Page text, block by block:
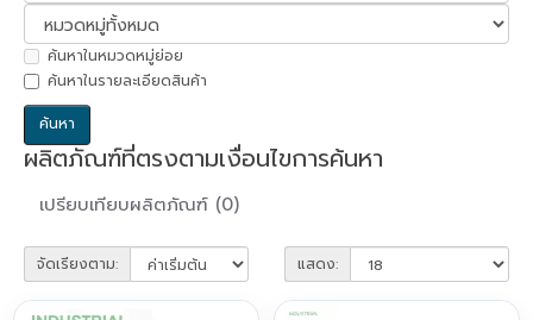
ค้นหาในหมวดหมู่ย่อย
ค้นหาในรายละเอียดสินค้า
ผลิตภัณฑ์ที่ตรงตามเงื่อนไขการค้นหา
เปรียบเทียบผลิตภัณฑ์ (0)
จัดเรียงตาม: แสดง: